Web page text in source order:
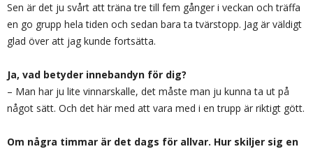
Sen är det ju svårt att träna tre till fem gånger i veckan och träffa
en go grupp hela tiden och sedan bara ta tvärstopp. Jag är väldigt
glad över att jag kunde fortsätta.
Ja, vad betyder innebandyn för dig?
– Man har ju lite vinnarskalle, det måste man ju kunna ta ut på
något sätt. Och det här med att vara med i en trupp är riktigt gött.
Om några timmar är det dags för allvar. Hur skiljer sig en